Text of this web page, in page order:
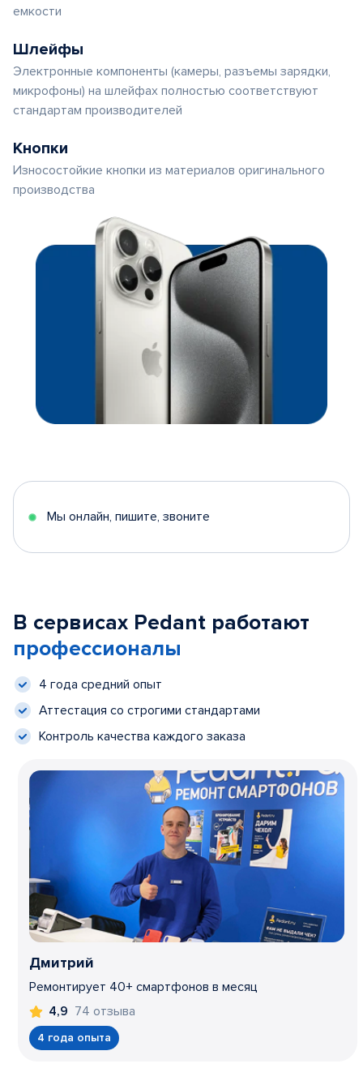
емкости
Шлейфы
Электронные компоненты (камеры, разъемы зарядки,
микрофоны) на шлейфах полностью соответствуют
стандартам производителей
Кнопки
Износостойкие кнопки из материалов оригинального
производства
Мы онлайн, пишите, звоните
В сервисах Pedant работают
профессионалы
4 года средний опыт
Аттестация со строгими стандартами
Контроль качества каждого заказа
Дмитрий
Ремонтирует 40+ смартфонов в месяц
4,9 74 отзыва
4 года опыта